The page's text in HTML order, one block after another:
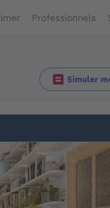
Professionnels
Simuler